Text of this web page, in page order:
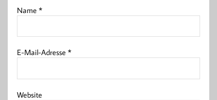
Name*
E-Mail-Adresse*
Website